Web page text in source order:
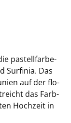
pas­tell­far­be­
Sur­fi­nia. Das
auf der flo­
das Farb­
Hoch­zeit in